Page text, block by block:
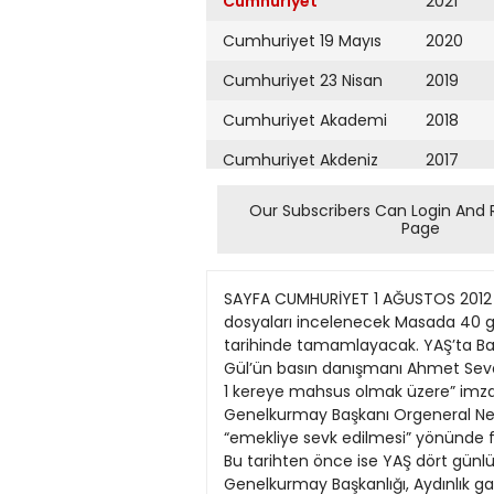
Cumhuriyet 19 Mayıs
Cumhuriyet 23 Nisan
Cumhuriyet Akademi
Cumhuriyet Akdeniz
Cumhuriyet Alışveriş
Cumhuriyet Ankara
Cumhuriyet Büyük
Taaruz
Cumhuriyet
Cumartesi
Cumhuriyet Çevre
2020
2019
2018
2017
2016
2015
2013
2012
2011
2010
2009
Our Subscribers Can Login And
Page
SAYFA CUMHURİYET 1 AĞUSTOS 2012 ÇARŞAMBA 4 HABERLER Bugün başlayacak Yüksek Askeri Şura’da tutuklu üst rütbeli subayların dosyaları incelenecek Masada 40 general BARKIN ŞIK ANKARA Yüksek Askeri Şura (YAŞ), bugün başlayacağı çalışmalarını 4 Ağustos tarihinde tamamlayacak. YAŞ’ta Balyoz davasından tutuklu bulunan 40 generalin dosyası masaya yatırılacak. Cumhurbaşkanı Abdullah Gül’ün basın danışmanı Ahmet Sever, geçen yıl “Tutuklu bulunan generallerin temdit (uzatma) kararlarının Cumhurbaşkanı tarafından 1 kereye mahsus olmak üzere” imzaladığını açıklamıştı. Gül’ün bu tavrı kendisinden önceki komuta kademesinin istifası nedeniyle Genelkurmay Başkanı Orgeneral Necdet Özel’e “jest” olarak yorumlanmıştı. Bu yılki şurada 2010 ve 2011’de temdit alan generallerin “emekliye sevk edilmesi” yönünde formül geliştirileceği belirtiliyor. Balyoz davasının önümüzdeki ilk duruşması 6 Ağustos’ta görülecek. Bu tarihten önce ise YAŞ dört günlük çalışmalarını tamamlayacak. TSK’DEN YAŞ ÖNCESİ YALANLAMA ANKARA (Cumhuriyet Bürosu) Genelkurmay Başkanlığı, Aydınlık gazetesinde yayımlanan Deniz Kuvvetleri Komutanı Oramiral Murat Bilgel’in GATA’da ziyaret ettiği komutana, “Yara kangrenleşti. Artık kangrenli kolu kesmekten başka yapacak şey kalmadı” dediği şeklindeki haberi yalanladı. Genelkurmay, “Deniz Kuvvetleri Komutanı tarafından söylendiği iddia edilen hususlar tamamen asılsızdır” açıklamasında bulundu. lik olmayacak. Emekliye ayrılacak tek orgeneral, Harp Akademileri Komutanı Aslan Güner olacak. Bu yüzden Kara Kuvvetleri’nde korgenerallikten orgeneralliğe yalnızca bir isim yükselecek. Deniz Kuvvetleri’nde ise tuğamiral rütbesinden, tümamiralliğe yükselecek isim neredeyse kalmadı. Şurada, daha önceki YAŞ toplantılarında görev süresi bir veya iki yıl uzatılan ve emekli edilmesi beklenen isimler şöyle: 6 Korgeneral/Koramiral: İsmail Hakkı Pekin (2006), Nejat Bek (2006), Mehmet Otuzbiroğlu (2006), Korcan Polatsü (2006), Ziya Güler (2006), Korkut Özarslan (2007). 9 Tümgeneral/Tümamiral: Gürbüz Kaya (2006), Halil Helvacıoğlu (2006), Erdal Bektaş (2005), Ahmet Yavuz (2005), İhsan Balabanlı (2006), Abdullah Dalay (2006), Mücahit Şişlioğlu (2007), Beyazıt Karataş (2007), Berkay Turgut (2007). 8 Tuğgeneral/Tuğamiral: Kasım Erdem (2006), Ali Aydın (2005), Abdullah Gavremoğlu (2006), Ahmet Türkmen (2006), Mustafa İlhan (2007), İsmail Taylan (2007), Hakan Eraydın (2007), Mehmet Ali Yıldırım (2006). 4 Korgeneral/Koramiral: Yur TSK mevzuatına göre “tutuklananlar” terfi edemiyor. Halen orgeneral, korgeneral/koramiral, tümgeneral/tümamiral ve tuğgeneral/tuğamiral rütbelerinde toplam 68 muvazzaf subay tutuklu.